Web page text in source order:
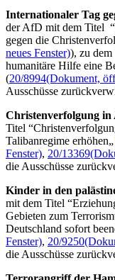
Internationaler Tag
der AfD mit dem Titel
gegen die
neues Fenster)), zu dem
humanitäre Hilfe eine
(20/8994(Dokument,
Ausschüsse
Christenverfolgung in
Titel
Talibanregime
Fenster), 20/13369
die Ausschüsse
Kinder in den
mit dem Titel
Gebieten zum
Deutschland sofort
Fenster), 20/9250
die Ausschüsse